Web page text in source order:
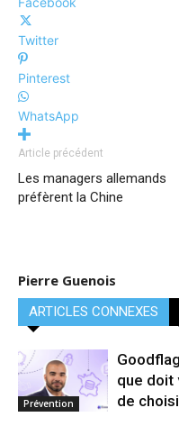
Twitter
Pinterest
WhatsApp
Article précédent
Les managers allemands
préfèrent la Chine
Pierre Guenois
ARTICLES CONNEXES
Prévention
que doit
de